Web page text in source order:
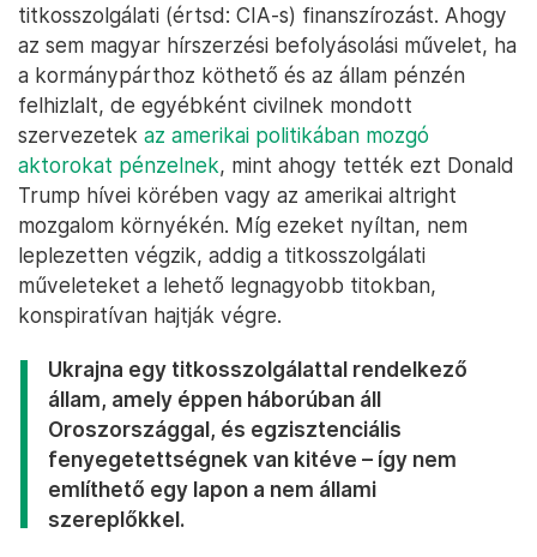
titkosszolgálati (értsd: CIA-s) finanszírozást. Ahogy
az sem magyar hírszerzési befolyásolási művelet, ha
a kormánypárthoz köthető és az állam pénzén
felhizlalt, de egyébként civilnek mondott
szervezetek az amerikai politikában mozgó
aktorokat pénzelnek, mint ahogy tették ezt Donald
Trump hívei körében vagy az amerikai altright
mozgalom környékén. Míg ezeket nyíltan, nem
leplezetten végzik, addig a titkosszolgálati
műveleteket a lehető legnagyobb titokban,
konspiratívan hajtják végre.
Ukrajna egy titkosszolgálattal rendelkező
állam, amely éppen háborúban áll
Oroszországgal, és egzisztenciális
fenyegetettségnek van kitéve – így nem
említhető egy lapon a nem állami
szereplőkkel.